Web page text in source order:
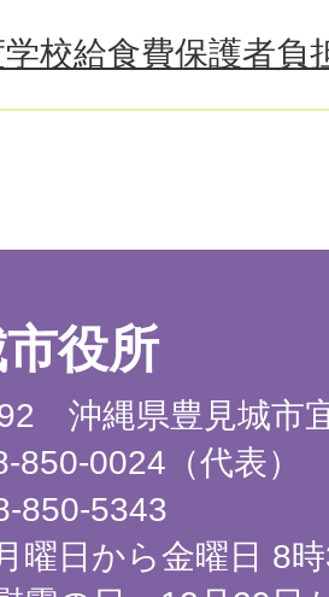
校給食費保護者負
役所
沖縄県豊見城市
850-0024（代表）
850-5343
曜日から金曜日 8